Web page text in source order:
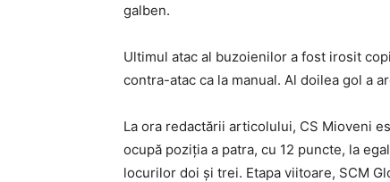
galben.
Ultimul atac al buzoienilor a fost irosit
contra-atac ca la manual. Al doilea gol a
La ora redactării articolului, CS Mioveni
ocupă poziţia a patra, cu 12 puncte, la
locurilor doi şi trei. Etapa viitoare, SCM